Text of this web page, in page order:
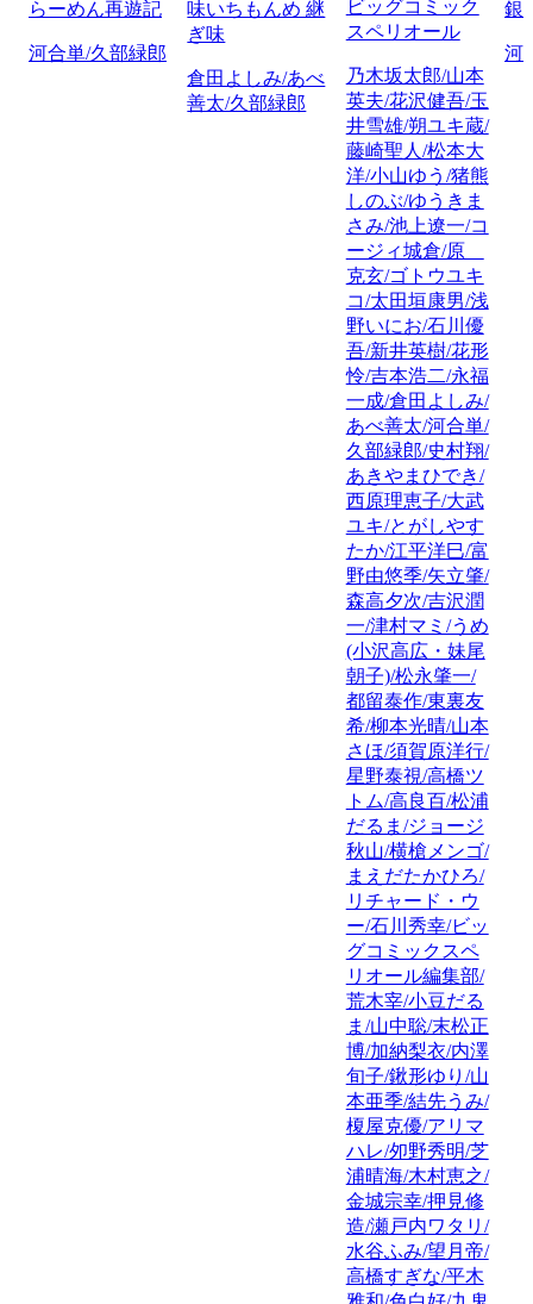
らーめん再遊記
河合単/久部緑郎
味いちもんめ 継
ぎ味
倉田よしみ/あべ
善太/久部緑郎
ビッグコミック
スペリオール
乃木坂太郎/山本
英夫/花沢健吾/玉
井雪雄/朔ユキ蔵/
藤崎聖人/松本大
洋/小山ゆう/猪熊
しのぶ/ゆうきま
さみ/池上遼一/コ
ージィ城倉/原
克玄/ゴトウユキ
コ/太田垣康男/浅
野いにお/石川優
吾/新井英樹/花形
怜/吉本浩二/永福
一成/倉田よしみ/
あべ善太/河合単/
久部緑郎/史村翔/
あきやまひでき/
西原理恵子/大武
ユキ/とがしやす
たか/江平洋巳/富
野由悠季/矢立肇/
森高夕次/吉沢潤
一/津村マミ/うめ
(小沢高広・妹尾
朝子)/松永肇一/
都留泰作/東裏友
希/柳本光晴/山本
さほ/須賀原洋行/
星野泰視/高橋ツ
トム/高良百/松浦
だるま/ジョージ
秋山/横槍メンゴ/
まえだたかひろ/
リチャード・ウ
ー/石川秀幸/ビッ
グコミックスペ
リオール編集部/
荒木宰/小豆だる
ま/山中聡/末松正
博/加納梨衣/内澤
旬子/鍬形ゆり/山
本亜季/結先うみ/
榎屋克優/アリマ
ハレ/夘野秀明/芝
浦晴海/木村恵之/
金城宗幸/押見修
造/瀬戸内ワタリ/
水谷ふみ/望月帝/
高橋すぎな/平木
銀
河